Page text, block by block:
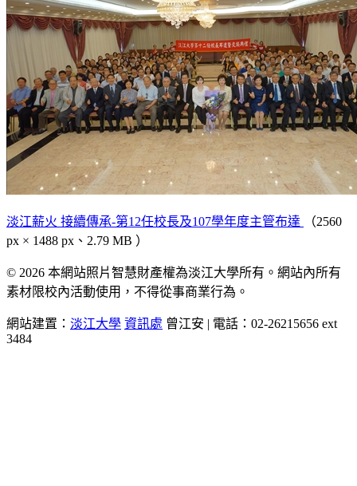
淡江薪火 接續傳承-第12任校長及107學年度主管布達
（2560
px × 1488 px、2.79 MB ）
© 2026 本網站照片智慧財產權為淡江大學所有。網站內所有
素材限校內活動使用，不得從事商業行為。
網站建置： 淡江大學 資訊處 曾江安 | 電話：02-26215656 ext
3484